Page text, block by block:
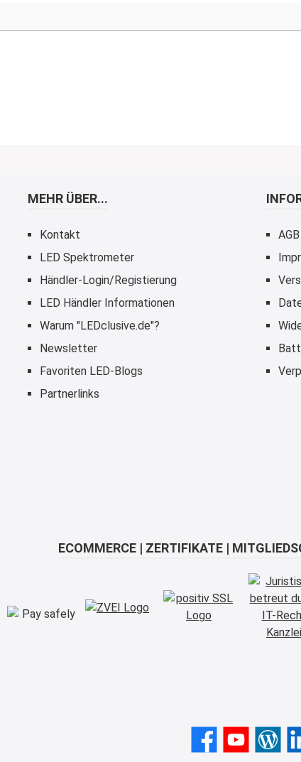
MEHR ÜBER...
Kontakt
LED Spektrometer
Händler-Login/Registierung
LED Händler Informationen
Warum "LEDclusive.de"?
Newsletter
Favoriten LED-Blogs
Partnerlinks
AGB
ECOMMERCE | ZERTIFIKATE |